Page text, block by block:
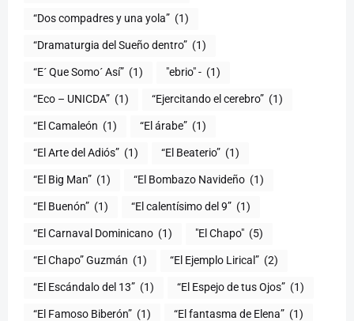
“Dos compadres y una yola” (1)
“Dramaturgia del Sueño dentro” (1)
“E´ Que Somo´ Así” (1) "ebrio" - (1)
“Eco – UNICDA” (1) “Ejercitando el cerebro” (1)
“El Camaleón (1) “El árabe” (1)
“El Arte del Adiós” (1) “El Beaterio” (1)
“El Big Man” (1) “El Bombazo Navideño (1)
“El Buenón” (1) “El calentísimo del 9” (1)
“El Carnaval Dominicano (1) "El Chapo" (5)
“El Chapo” Guzmán (1) “El Ejemplo Lirical” (2)
“El Escándalo del 13” (1) “El Espejo de tus Ojos” (1)
“El Famoso Biberón” (1) “El fantasma de Elena” (1)